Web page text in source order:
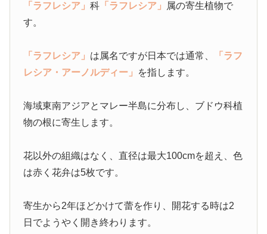
「ラフレシア」科 「ラフレシア」 属の寄生植物で
す。
「ラフレシア」 は属名ですが日本では通常、
「ラフ
レシア・アーノルディー」 を指します。
海域東南アジアとマレー半島に分布し、ブドウ科植
物の根に寄生します。
花以外の組織はなく、直径は最大100cmを超え、色
は赤く花弁は5枚です。
寄生から2年ほどかけて蕾を作り、開花する時は2
日でようやく開き終わります。